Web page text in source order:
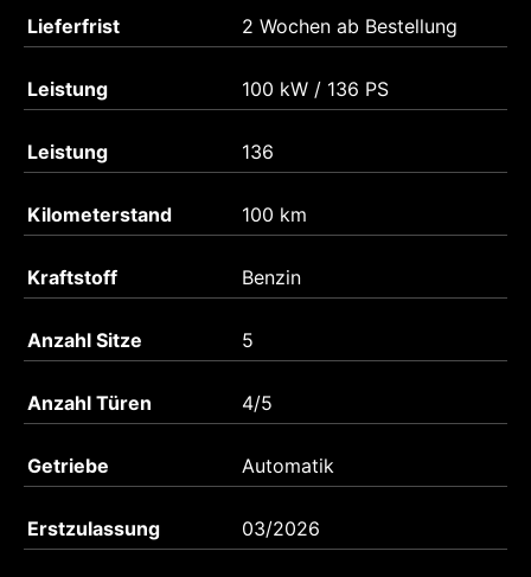
Lieferfrist 2 Wochen ab Bestellung
Leistung 100 kW / 136 PS
Leistung 136
Kilometerstand 100 km
Kraftstoff Benzin
Anzahl Sitze 5
Anzahl Türen 4/5
Getriebe Automatik
Erstzulassung 03/2026